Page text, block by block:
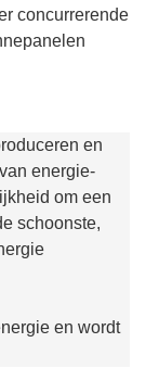
concurrerende
en
energie-
om een
schoonste,
en wordt